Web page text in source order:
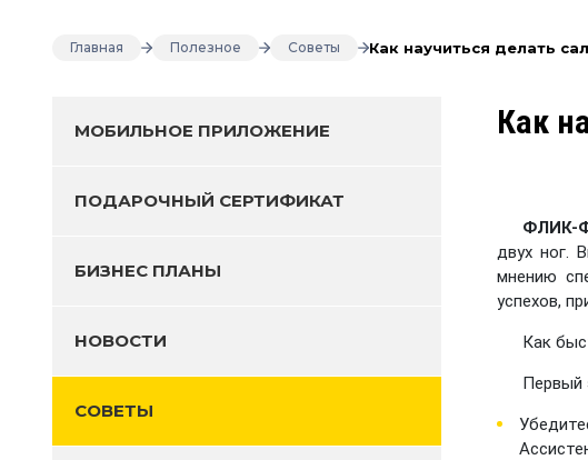
Главная Полезное Советы Как научиться делать
МОБИЛЬНОЕ ПРИЛОЖЕНИЕ
ПОДАРОЧНЫЙ СЕРТИФИКАТ
БИЗНЕС ПЛАНЫ
НОВОСТИ
СОВЕТЫ
Как
ФЛИК-
двух ног.
мнению
успехов,
Как
Первый